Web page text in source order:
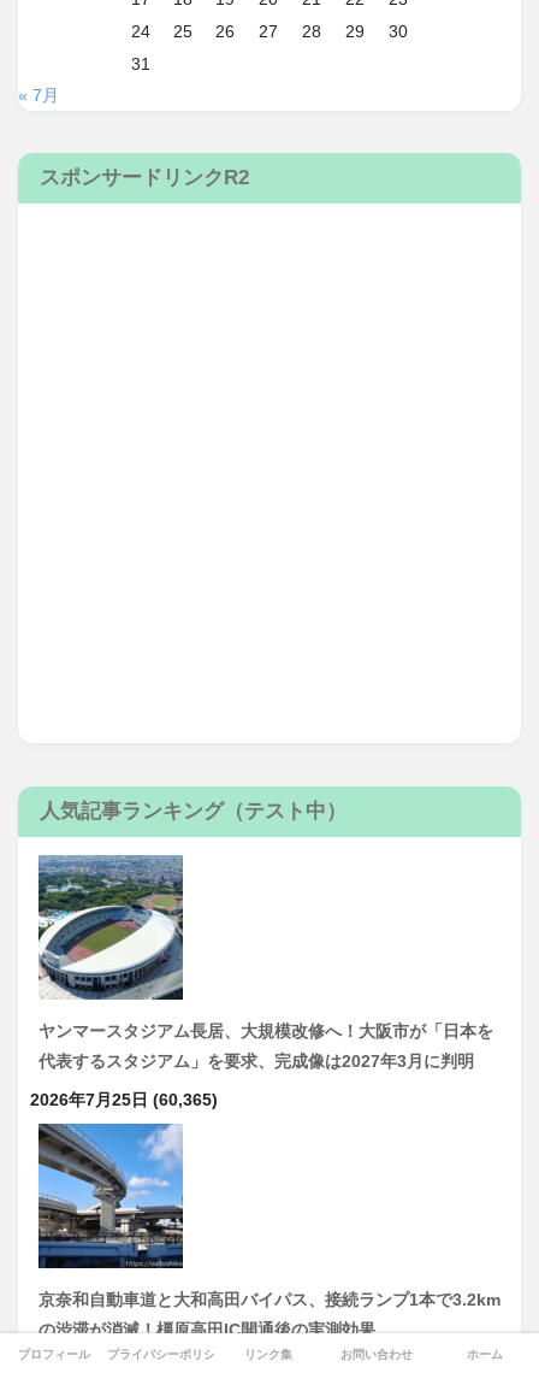
24
25 26 27 28 29
30
31
« 7月
スポンサードリンクR2
人気記事ランキング（テスト中）
ヤンマースタジアム長居、大規模改修へ！大阪市が「日本を
代表するスタジアム」を要求、完成像は2027年3月に判明
2026年7月25日 (60,365)
京奈和自動車道と大和高田バイパス、接続ランプ1本で3.2km
の渋滞が消滅！橿原高田IC開通後の実測効果、…
プロフィール プライバシーポリシー リンク集 お問い合わせ ホーム